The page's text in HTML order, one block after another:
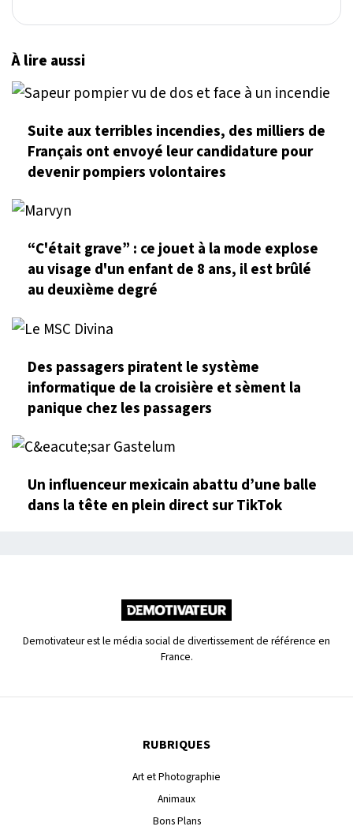
À lire aussi
Suite aux terribles incendies, des milliers de
Français ont envoyé leur candidature pour
devenir pompiers volontaires
“C'était grave” : ce jouet à la mode explose
au visage d'un enfant de 8 ans, il est brûlé
au deuxième degré
Des passagers piratent le système
informatique de la croisière et sèment la
panique chez les passagers
Un influenceur mexicain abattu d’une balle
dans la tête en plein direct sur TikTok
Demotivateur est le média social de divertissement de référence en
France.
RUBRIQUES
Art et Photographie
Animaux
Bons Plans